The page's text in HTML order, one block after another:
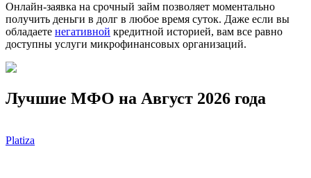
Онлайн-заявка на срочный займ позволяет моментально
получить деньги в долг в любое время суток. Даже если вы
обладаете негативной кредитной историей, вам все равно
доступны услуги микрофинансовых организаций.
Лучшие МФО на Август 2026 года
Platiza